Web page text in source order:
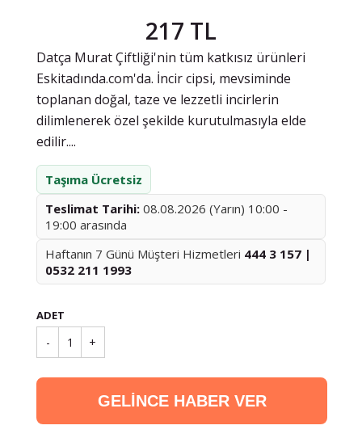
217 TL
Datça Murat Çiftliği'nin tüm katkısız ürünleri
Eskitadında.com'da. İncir cipsi, mevsiminde
toplanan doğal, taze ve lezzetli incirlerin
dilimlenerek özel şekilde kurutulmasıyla elde
edilir....
Taşıma Ücretsiz
Teslimat Tarihi: 08.08.2026 (Yarın) 10:00 -
19:00 arasında
Haftanın 7 Günü Müşteri Hizmetleri 444 3 157 |
0532 211 1993
ADET
- 1 +
GELİNCE HABER VER